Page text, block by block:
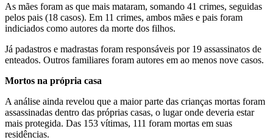
As mães foram as que mais mataram, somando 41 crimes, seguidas
pelos pais (18 casos). Em 11 crimes, ambos mães e pais foram
indiciados como autores da morte dos filhos.
Já padastros e madrastas foram responsáveis por 19 assassinatos de
enteados. Outros familiares foram autores em ao menos nove casos.
Mortos na própria casa
A análise ainda revelou que a maior parte das crianças mortas foram
assassinadas dentro das próprias casas, o lugar onde deveria estar
mais protegida. Das 153 vítimas, 111 foram mortas em suas
residências.